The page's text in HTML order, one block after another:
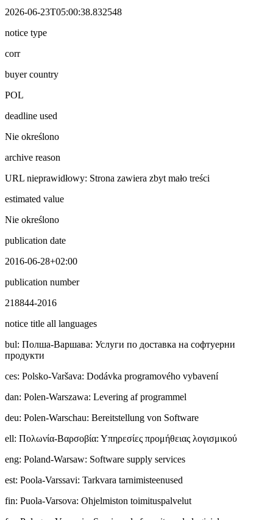
2026-06-23T05:00:38.832548
notice type
corr
buyer country
POL
deadline used
Nie określono
archive reason
URL nieprawidłowy: Strona zawiera zbyt mało treści
estimated value
Nie określono
publication date
2016-06-28+02:00
publication number
218844-2016
notice title all languages
bul: Полша-Варшава: Услуги по доставка на софтуерни
продукти
ces: Polsko-Varšava: Dodávka programového vybavení
dan: Polen-Warszawa: Levering af programmel
deu: Polen-Warschau: Bereitstellung von Software
ell: Πολωνία-Βαρσοβία: Υπηρεσίες προμήθειας λογισμικού
eng: Poland-Warsaw: Software supply services
est: Poola-Varssavi: Tarkvara tarnimisteenused
fin: Puola-Varsova: Ohjelmiston toimituspalvelut